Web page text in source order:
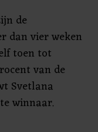
de
dan vier weken
toen tot
van de
Svetlana
winnaar.